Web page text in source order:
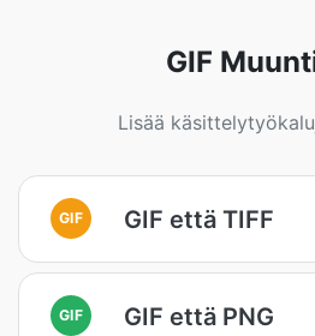
GIF
Lisää
GIF GIF että TIFF
GIF GIF että PNG